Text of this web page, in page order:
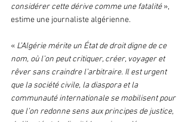
considérer cette dérive comme une fatalité »,
estime une journaliste algérienne.
« L’Algérie mérite un État de droit digne de ce
nom, où l’on peut critiquer, créer, voyager et
rêver sans craindre l’arbitraire. Il est urgent
que la société civile, la diaspora et la
communauté internationale se mobilisent pour
que l’on redonne sens aux principes de justice,